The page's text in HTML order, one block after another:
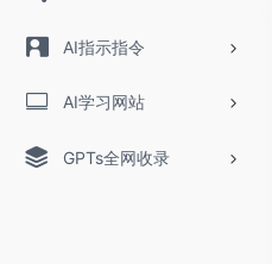
AI指示指令
AI学习网站
GPTs全网收录